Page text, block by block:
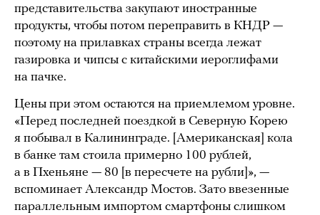
представительства закупают иностранные
продукты, чтобы потом переправить в КНДР —
поэтому на прилавках страны всегда лежат
газировка и чипсы с китайскими иероглифами
на пачке.
Цены при этом остаются на приемлемом уровне.
«Перед последней поездкой в Северную Корею
я побывал в Калининграде. [Американская] кола
в банке там стоила примерно 100 рублей,
а в Пхеньяне — 80 [в пересчете на рубли]», —
вспоминает Александр Мостов. Зато ввезенные
параллельным импортом смартфоны слишком